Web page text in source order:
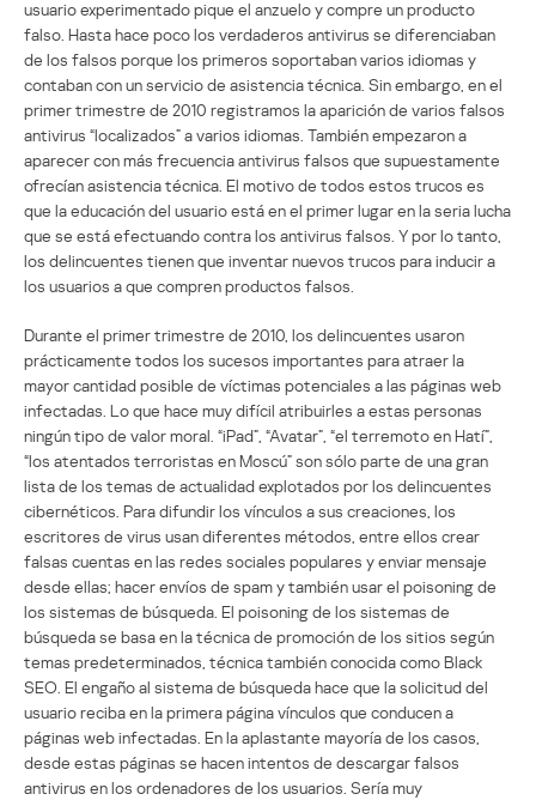
usuario experimentado pique el anzuelo y compre un producto
falso. Hasta hace poco los verdaderos antivirus se diferenciaban
de los falsos porque los primeros soportaban varios idiomas y
contaban con un servicio de asistencia técnica. Sin embargo, en el
primer trimestre de 2010 registramos la aparición de varios falsos
antivirus “localizados” a varios idiomas. También empezaron a
aparecer con más frecuencia antivirus falsos que supuestamente
ofrecían asistencia técnica. El motivo de todos estos trucos es
que la educación del usuario está en el primer lugar en la seria lucha
que se está efectuando contra los antivirus falsos. Y por lo tanto,
los delincuentes tienen que inventar nuevos trucos para inducir a
los usuarios a que compren productos falsos.
Durante el primer trimestre de 2010, los delincuentes usaron
prácticamente todos los sucesos importantes para atraer la
mayor cantidad posible de víctimas potenciales a las páginas web
infectadas. Lo que hace muy difícil atribuirles a estas personas
ningún tipo de valor moral. “iPad”, “Avatar”, “el terremoto en Hatí”,
“los atentados terroristas en Moscú” son sólo parte de una gran
lista de los temas de actualidad explotados por los delincuentes
cibernéticos. Para difundir los vínculos a sus creaciones, los
escritores de virus usan diferentes métodos, entre ellos crear
falsas cuentas en las redes sociales populares y enviar mensaje
desde ellas; hacer envíos de spam y también usar el poisoning de
los sistemas de búsqueda. El poisoning de los sistemas de
búsqueda se basa en la técnica de promoción de los sitios según
temas predeterminados, técnica también conocida como Black
SEO. El engaño al sistema de búsqueda hace que la solicitud del
usuario reciba en la primera página vínculos que conducen a
páginas web infectadas. En la aplastante mayoría de los casos,
desde estas páginas se hacen intentos de descargar falsos
antivirus en los ordenadores de los usuarios. Sería muy